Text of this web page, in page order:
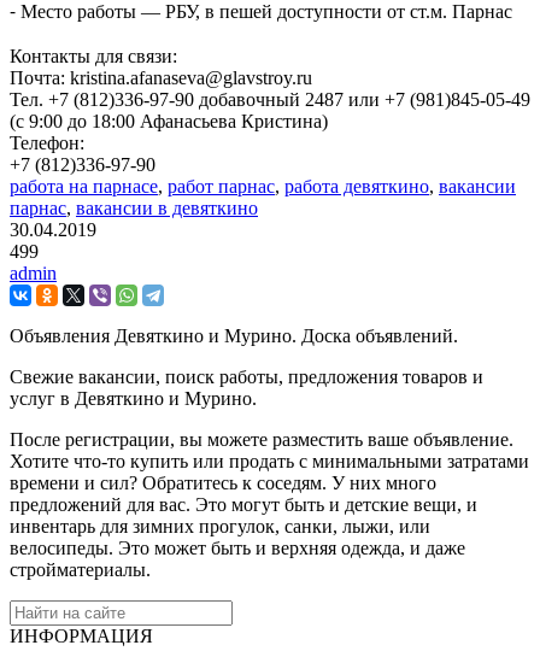
⁃ Место работы — РБУ, в пешей доступности от ст.м. Парнас
Контакты для связи:
Почта: kristina.afanaseva@glavstroy.ru
Тел. +7 (812)336-97-90 добавочный 2487 или +7 (981)845-05-49
(с 9:00 до 18:00 Афанасьева Кристина)
Телефон:
+7 (812)336-97-90
работа на парнасе, работ парнас, работа девяткино, вакансии
парнас, вакансии в девяткино
30.04.2019
499
admin
Объявления Девяткино и Мурино. Доска объявлений.
Свежие вакансии, поиск работы, предложения товаров и
услуг в Девяткино и Мурино.
После регистрации, вы можете разместить ваше объявление.
Хотите что-то купить или продать с минимальными затратами
времени и сил? Обратитесь к соседям. У них много
предложений для вас. Это могут быть и детские вещи, и
инвентарь для зимних прогулок, санки, лыжи, или
велосипеды. Это может быть и верхняя одежда, и даже
стройматериалы.
ИНФОРМАЦИЯ